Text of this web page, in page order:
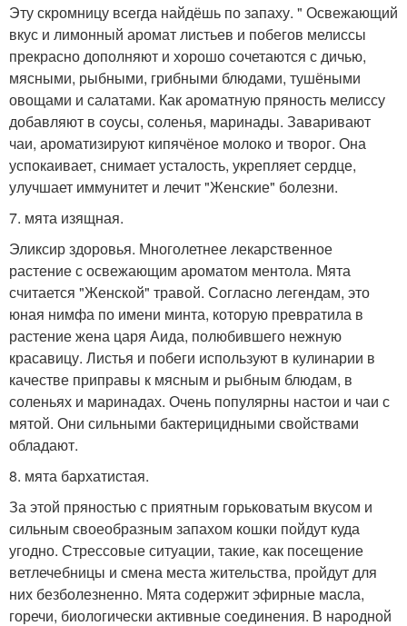
Эту скромницу всегда найдёшь по запаху. " Освежающий
вкус и лимонный аромат листьев и побегов мелиссы
прекрасно дополняют и хорошо сочетаются с дичью,
мясными, рыбными, грибными блюдами, тушёными
овощами и салатами. Как ароматную пряность мелиссу
добавляют в соусы, соленья, маринады. Заваривают
чаи, ароматизируют кипячёное молоко и творог. Она
успокаивает, снимает усталость, укрепляет сердце,
улучшает иммунитет и лечит "Женские" болезни.
7. мята изящная.
Эликсир здоровья. Многолетнее лекарственное
растение с освежающим ароматом ментола. Мята
считается "Женской" травой. Согласно легендам, это
юная нимфа по имени минта, которую превратила в
растение жена царя Аида, полюбившего нежную
красавицу. Листья и побеги используют в кулинарии в
качестве приправы к мясным и рыбным блюдам, в
соленьях и маринадах. Очень популярны настои и чаи с
мятой. Они сильными бактерицидными свойствами
обладают.
8. мята бархатистая.
За этой пряностью с приятным горьковатым вкусом и
сильным своеобразным запахом кошки пойдут куда
угодно. Стрессовые ситуации, такие, как посещение
ветлечебницы и смена места жительства, пройдут для
них безболезненно. Мята содержит эфирные масла,
горечи, биологически активные соединения. В народной